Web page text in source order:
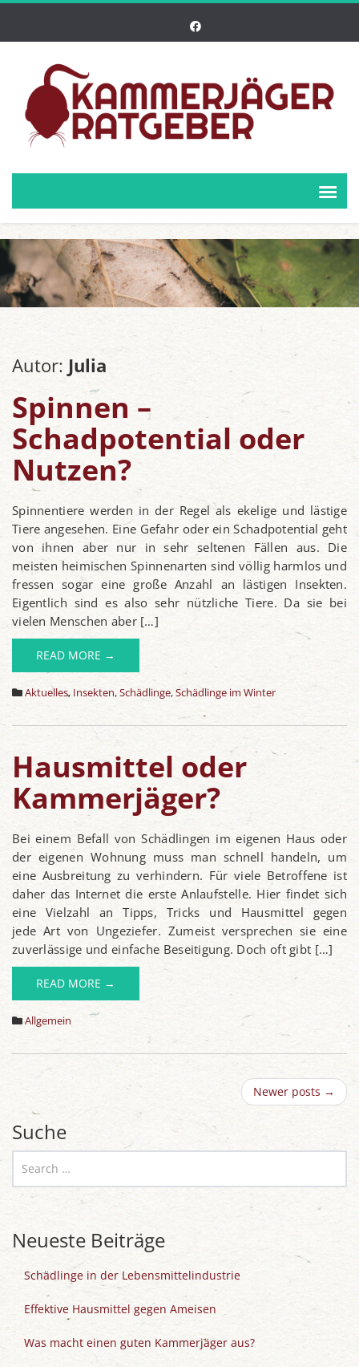
Autor: Julia
Spinnen –
Schadpotential oder
Nutzen?
Spinnentiere werden in der Regel als ekelige und lästige
Tiere angesehen. Eine Gefahr oder ein Schadpotential geht
von ihnen aber nur in sehr seltenen Fällen aus. Die
meisten heimischen Spinnenarten sind völlig harmlos und
fressen sogar eine große Anzahl an lästigen Insekten.
Eigentlich sind es also sehr nützliche Tiere. Da sie bei
vielen Menschen aber […]
READ MORE →
Aktuelles, Insekten,Schädlinge,Schädlinge im Winter
Hausmittel oder
Kammerjäger?
Bei einem Befall von Schädlingen im eigenen Haus oder
der eigenen Wohnung muss man schnell handeln, um
eine Ausbreitung zu verhindern. Für viele Betroffene ist
daher das Internet die erste Anlaufstelle. Hier findet sich
eine Vielzahl an Tipps, Tricks und Hausmittel gegen
jede Art von Ungeziefer. Zumeist versprechen sie eine
zuverlässige und einfache Beseitigung. Doch oft gibt […]
READ MORE →
Allgemein
Newer posts →
Suche
Neueste Beiträge
Schädlinge in der Lebensmittelindustrie
Effektive Hausmittel gegen Ameisen
Was macht einen guten Kammerjäger aus?